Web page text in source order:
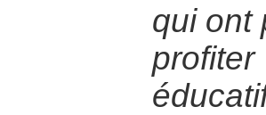
qui ont